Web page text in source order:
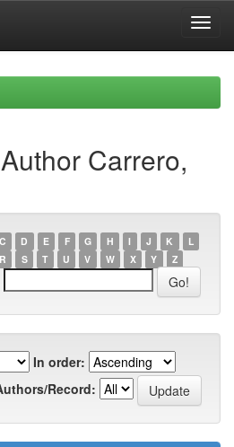
Carrero,
C D E F G H I J K
L
R S T U V W X Y Z
In order:
Record: